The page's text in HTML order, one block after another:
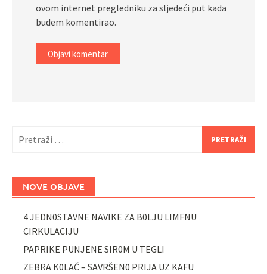
ovom internet pregledniku za sljedeći put kada
budem komentirao.
NOVE OBJAVE
4 JEDN0STAVNE NAVIKE ZA B0LJU LIMFNU
CIRKULACIJU
PAPRIKE PUNJENE SIR0M U TEGLI
ZEBRA K0LAČ – SAVRŠEN0 PRIJA UZ KAFU